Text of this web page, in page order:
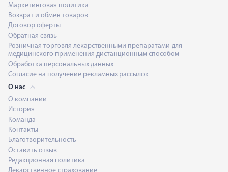
Маркетинговая политика
Возврат и обмен товаров
Договор оферты
Обратная связь
Розничная торговля лекарственными препаратами для
медицинского применения дистанционным способом
Обработка персональных данных
Согласие на получение рекламных рассылок
О нас
О компании
История
Команда
Контакты
Благотворительность
Оставить отзыв
Редакционная политика